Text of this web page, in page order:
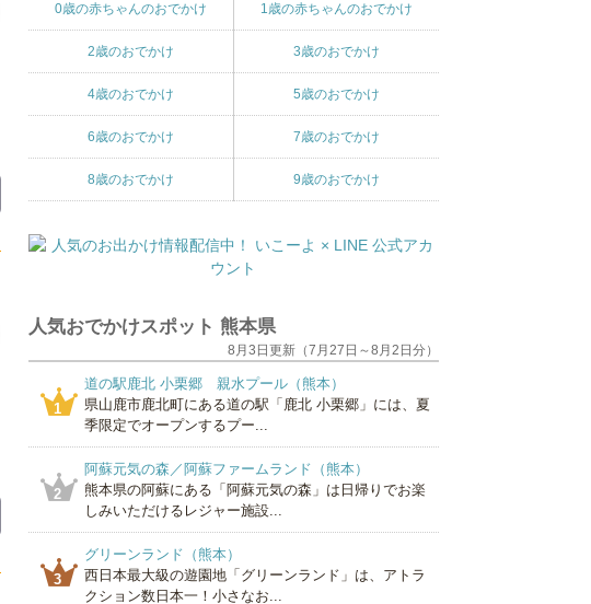
0歳の赤ちゃんのおでかけ 1歳の赤ちゃんのおでかけ
2歳のおでかけ 3歳のおでかけ
4歳のおでかけ 5歳のおでかけ
6歳のおでかけ 7歳のおでかけ
8歳のおでかけ 9歳のおでかけ
人気おでかけスポット 熊本県
8月3日更新（7月27日～8月2日分）
1
道の駅鹿北 小栗郷 親水プール（熊本）
県山鹿市鹿北町にある道の駅「鹿北 小栗郷」には、夏
季限定でオープンするプー...
2
阿蘇元気の森／阿蘇ファームランド（熊本）
熊本県の阿蘇にある「阿蘇元気の森」は日帰りでお楽
しみいただけるレジャー施設...
3
グリーンランド（熊本）
西日本最大級の遊園地「グリーンランド」は、アトラ
クション数日本一！小さなお...